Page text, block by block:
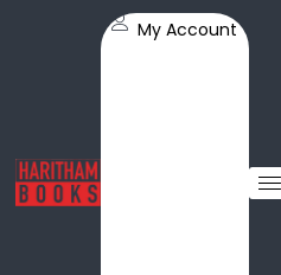
My Account